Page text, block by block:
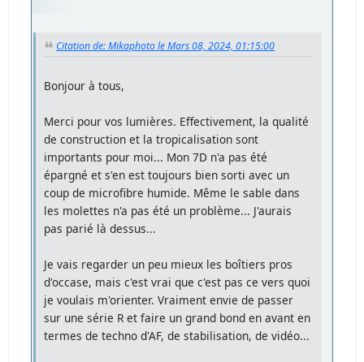
Citation de: Mikaphoto le Mars 08, 2024, 01:15:00
Bonjour à tous,
Merci pour vos lumières. Effectivement, la qualité
de construction et la tropicalisation sont
importants pour moi... Mon 7D n'a pas été
épargné et s'en est toujours bien sorti avec un
coup de microfibre humide. Même le sable dans
les molettes n'a pas été un problème... J'aurais
pas parié là dessus...
Je vais regarder un peu mieux les boîtiers pros
d'occase, mais c'est vrai que c'est pas ce vers quoi
je voulais m'orienter. Vraiment envie de passer
sur une série R et faire un grand bond en avant en
termes de techno d'AF, de stabilisation, de vidéo...